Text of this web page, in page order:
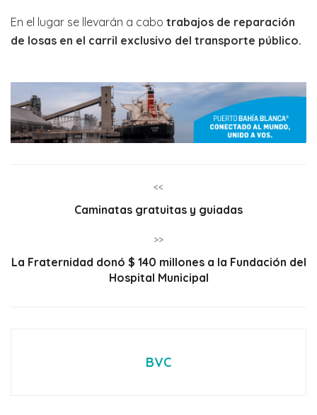
En el lugar se llevarán a cabo trabajos de reparación
de losas en el carril exclusivo del transporte público.
<<
Caminatas gratuitas y guiadas
>>
La Fraternidad donó $ 140 millones a la Fundación del
Hospital Municipal
BVC